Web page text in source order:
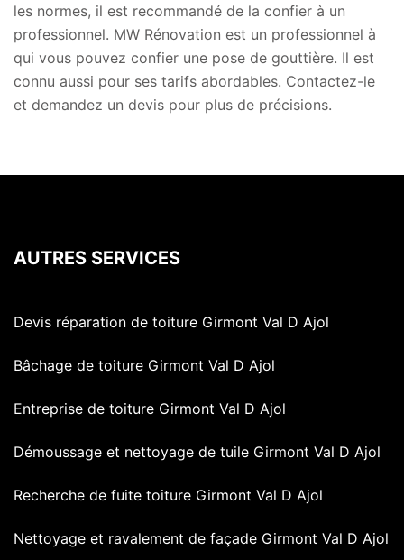
les normes, il est recommandé de la confier à un
professionnel. MW Rénovation est un professionnel à
qui vous pouvez confier une pose de gouttière. Il est
connu aussi pour ses tarifs abordables. Contactez-le
et demandez un devis pour plus de précisions.
AUTRES SERVICES
Devis réparation de toiture Girmont Val D Ajol
Bâchage de toiture Girmont Val D Ajol
Entreprise de toiture Girmont Val D Ajol
Démoussage et nettoyage de tuile Girmont Val D Ajol
Recherche de fuite toiture Girmont Val D Ajol
Nettoyage et ravalement de façade Girmont Val D Ajol